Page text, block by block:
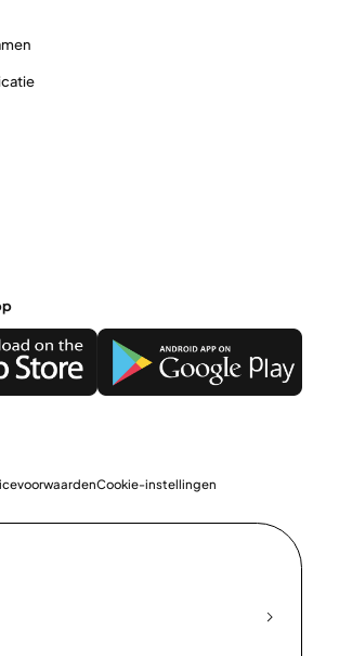
Cookie-instellingen